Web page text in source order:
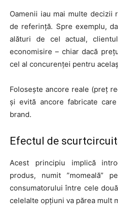
Oamenii iau mai multe decizii
de referință. Spre exemplu,
alături de cel actual,
economisire – chiar dacă
cel al concurenței pentru
Folosește ancore reale (preț
și evită ancore fabricate
brand.
Efectul de
Acest principiu implică
produs, numit ”momeală”
consumatorului între cele
celelalte opțiuni va părea mult